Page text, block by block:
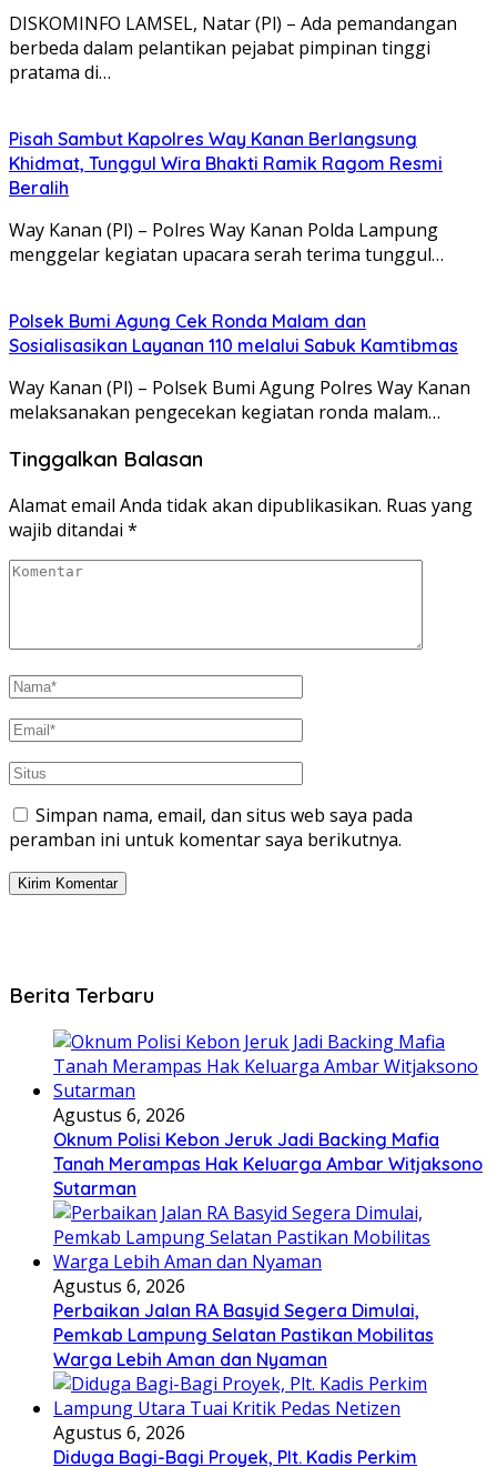
DISKOMINFO LAMSEL, Natar (Pl) – Ada pemandangan
berbeda dalam pelantikan pejabat pimpinan tinggi
pratama di…
Pisah Sambut Kapolres Way Kanan Berlangsung
Khidmat, Tunggul Wira Bhakti Ramik Ragom Resmi
Beralih
Way Kanan (Pl) – Polres Way Kanan Polda Lampung
menggelar kegiatan upacara serah terima tunggul…
Polsek Bumi Agung Cek Ronda Malam dan
Sosialisasikan Layanan 110 melalui Sabuk Kamtibmas
Way Kanan (Pl) – Polsek Bumi Agung Polres Way Kanan
melaksanakan pengecekan kegiatan ronda malam…
Tinggalkan Balasan
Alamat email Anda tidak akan dipublikasikan. Ruas yang
wajib ditandai *
Simpan nama, email, dan situs web saya pada
peramban ini untuk komentar saya berikutnya.
Berita Terbaru
Agustus 6, 2026
Oknum Polisi Kebon Jeruk Jadi Backing Mafia
Tanah Merampas Hak Keluarga Ambar Witjaksono
Sutarman
Agustus 6, 2026
Perbaikan Jalan RA Basyid Segera Dimulai,
Pemkab Lampung Selatan Pastikan Mobilitas
Warga Lebih Aman dan Nyaman
Agustus 6, 2026
Diduga Bagi-Bagi Proyek, Plt. Kadis Perkim